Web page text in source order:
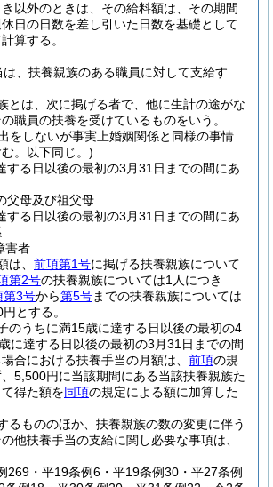
以外のときは、その給料額は、その期間
日の日数を差し引いた日数を基礎として
算する。
は、扶養親族のある職員に対して支給す
とは、次に掲げる者で、他に生計の途がな
職員の扶養を受けているものをいう。
をしないが事実上婚姻関係と同様の事情
。以下同じ。)
する日以後の最初の3月31日までの間にあ
父母及び祖父母
する日以後の最初の3月31日までの間にあ
害者
は、 前項第1号に掲げる扶養親族について
第2号の扶養親族については1人につき
第3号から第5号までの扶養親族については
とする。
のうちに満15歳に達する日以後の最初の4
に達する日以後の最初の3月31日までの間
合における扶養手当の月額は、 前項の規
5,500円に当該期間にある当該扶養親族た
得た額を同項の規定による額に加算した
るもののほか、扶養親族の数の変更に伴う
他扶養手当の支給に関し必要な事項は、
269・平19条例6・平19条例30・平27条例